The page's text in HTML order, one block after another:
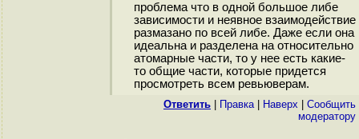
проблема что в одной большое либе
зависимости и неявное взаимодействие
размазано по всей либе. Даже если она
идеальна и разделена на относительно
атомарные части, то у нее есть какие-
то общие части, которые придется
просмотреть всем ревьюверам.
Ответить Правка| Наверх
Cообщить
модератору